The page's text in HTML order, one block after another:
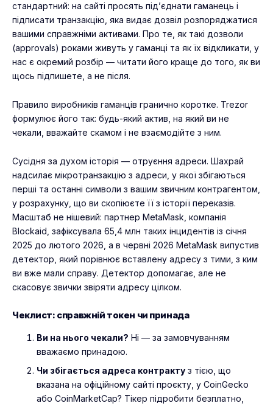
стандартний: на сайті просять під’єднати гаманець і
підписати транзакцію, яка видає дозвіл розпоряджатися
вашими справжніми активами. Про те, як такі дозволи
(approvals) роками живуть у гаманці та як їх відкликати, у
нас є окремий розбір — читати його краще до того, як ви
щось підпишете, а не після.
Правило виробників гаманців гранично коротке. Trezor
формулює його так: будь-який актив, на який ви не
чекали, вважайте скамом і не взаємодійте з ним.
Сусідня за духом історія — отруєння адреси. Шахрай
надсилає мікротранзакцію з адреси, у якої збігаються
перші та останні символи з вашим звичним контрагентом,
у розрахунку, що ви скопіюєте її з історії переказів.
Масштаб не нішевий: партнер MetaMask, компанія
Blockaid, зафіксувала 65,4 млн таких інцидентів із січня
2025 до лютого 2026, а в червні 2026 MetaMask випустив
детектор, який порівнює вставлену адресу з тими, з ким
ви вже мали справу. Детектор допомагає, але не
скасовує звички звіряти адресу цілком.
Чеклист: справжній токен чи принада
Ви на нього чекали? Ні — за замовчуванням
вважаємо принадою.
Чи збігається адреса контракту з тією, що
вказана на офіційному сайті проєкту, у CoinGecko
або CoinMarketCap? Тікер підробити безплатно,